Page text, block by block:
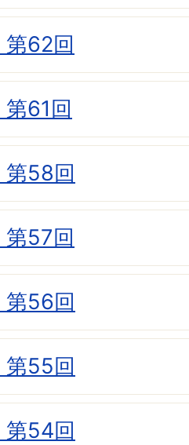
62回
61回
58回
57回
56回
55回
54回